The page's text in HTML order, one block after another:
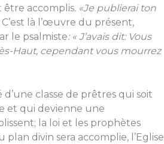
être accomplis. «Je publierai ton
C’est là l’œuvre du présent,
le psalmiste: « J’avais dit: Vous
Haut, cependant vous mourrez
classe de prêtres qui soit
et qui devienne une
la loi et les prophètes
divin sera accom­plie, l’Eglise